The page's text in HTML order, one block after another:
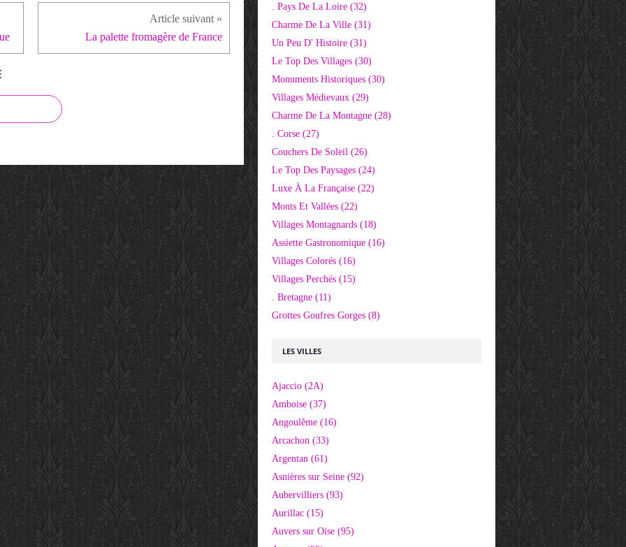
La palette fromagère de France
LES VILLES
Ajaccio (2A)
Amboise (37)
Angoulême (16)
Arcachon (33)
Argentan (61)
Asnières sur Seine (92)
Aubervilliers (93)
Aurillac (15)
Auvers sur Oise (95)
. Pays De La Loire (32)
Charme De La Ville (31)
Un Peu D' Histoire (31)
Le Top Des Villages (30)
Monuments Historiques (30)
Villages Médievaux (29)
Charme De La Montagne (28)
. Corse (27)
Couchers De Soleil (26)
Le Top Des Paysages (24)
Luxe À La Française (22)
Monts Et Vallées (22)
Villages Montagnards (18)
Assiette Gastronomique (16)
Villages Colorés (16)
Villages Perchés (15)
. Bretagne (11)
Grottes Goufres Gorges (8)